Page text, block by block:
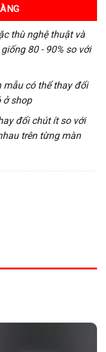
thù nghệ thuật và
80 - 90% so với
mẫu có thể thay đổi
ở shop
đổi chút ít so với
trên từng màn